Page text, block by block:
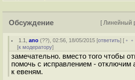
Обсуждение [ Линейный
1.1 ,ano (??), 02:56, 18/05/2015 [ответить] [
[к модератору]
замечательно. вместо того чтобы
помочь с исправлением - отключим
к евеням.